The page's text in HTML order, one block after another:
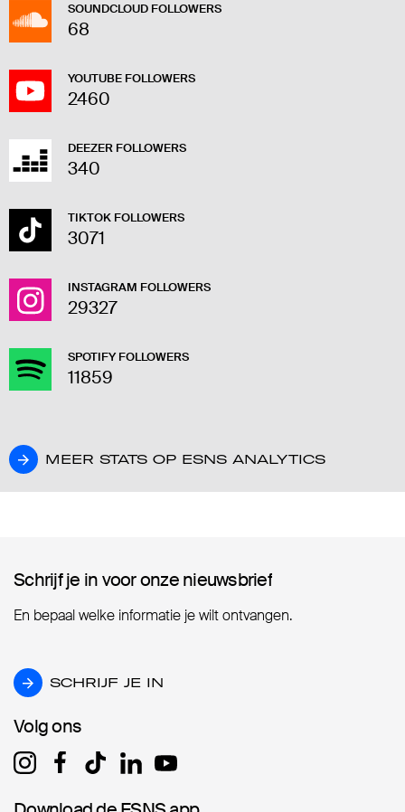
SOUNDCLOUD FOLLOWERS
68
YOUTUBE FOLLOWERS
2460
DEEZER FOLLOWERS
340
TIKTOK FOLLOWERS
3071
INSTAGRAM FOLLOWERS
29327
SPOTIFY FOLLOWERS
11859
MEER STATS OP ESNS ANALYTICS
MEER STATS OP ESNS ANALYTICS
Schrijf je in voor onze nieuwsbrief
Schrijf je in voor onze nieuwsbrief
En bepaal welke informatie je wilt ontvangen.
SCHRIJF JE IN
SCHRIJF JE IN
Volg ons
Volg ons